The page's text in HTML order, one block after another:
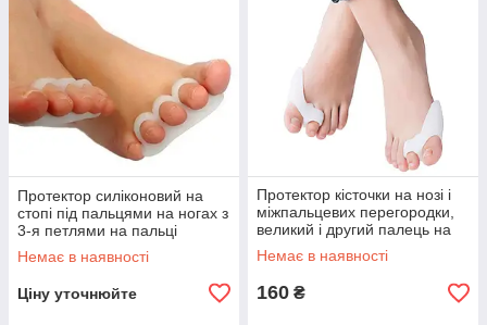
Протектор силіконовий на
стопі під пальцями на ногах з
3-я петлями на пальці
(пара-2шт.)
Немає в наявності
Ціну уточнюйте
Протектор кісточки на нозі і
міжпальцевих перегородки,
великий і другий палець на
нозі (пара-2 шт.).
Немає в наявності
160 ₴